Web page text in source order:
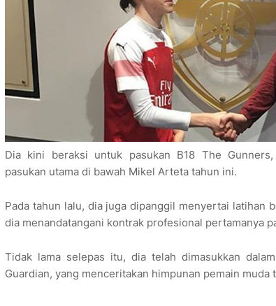
Dia kini beraksi untuk pasukan B18 The
pasukan utama di bawah Mikel Arteta tahun ini.
Pada tahun lalu, dia juga dipanggil menyertai latihan
dia menandatangani kontrak profesional pertamanya
Tidak lama selepas itu, dia telah dimasukkan
Guardian, yang menceritakan himpunan pemain muda